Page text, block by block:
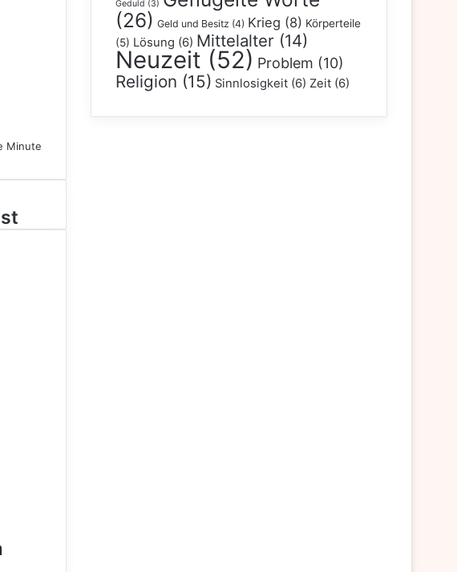
Minute
Geduld (3)
(26) Geld und Besitz (4) Krieg (8) Körperteile
(5) Lösung (6) Mittelalter (14)
Neuzeit (52) Problem (10)
Religion (15) Sinnlosigkeit (6) Zeit (6)